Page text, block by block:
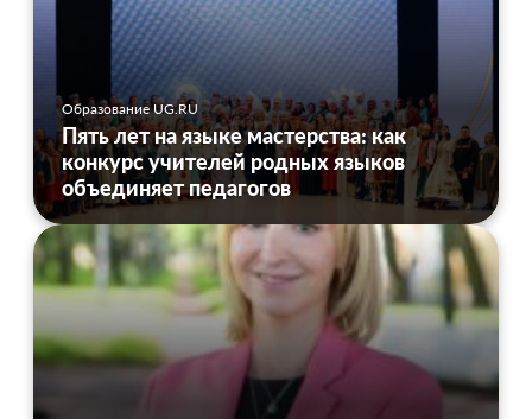
Образование UG.RU
Пять лет на языке мастерства: как
конкурс учителей родных языков
объединяет педагогов